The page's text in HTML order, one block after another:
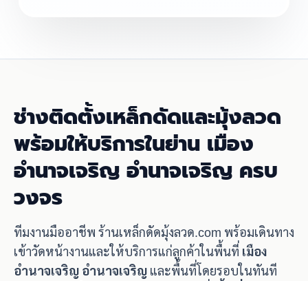
ช่างติดตั้งเหล็กดัดและมุ้งลวด
พร้อมให้บริการในย่าน เมือง
อำนาจเจริญ อำนาจเจริญ ครบ
วงจร
ทีมงานมืออาชีพ ร้านเหล็กดัดมุ้งลวด.com พร้อมเดินทาง
เข้าวัดหน้างานและให้บริการแก่ลูกค้าในพื้นที่ เมือง
อำนาจเจริญ อำนาจเจริญ และพื้นที่โดยรอบในทันที